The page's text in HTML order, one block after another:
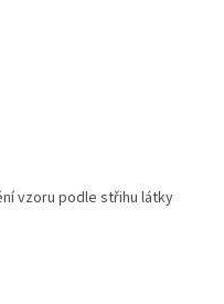
vzoru podle střihu látky